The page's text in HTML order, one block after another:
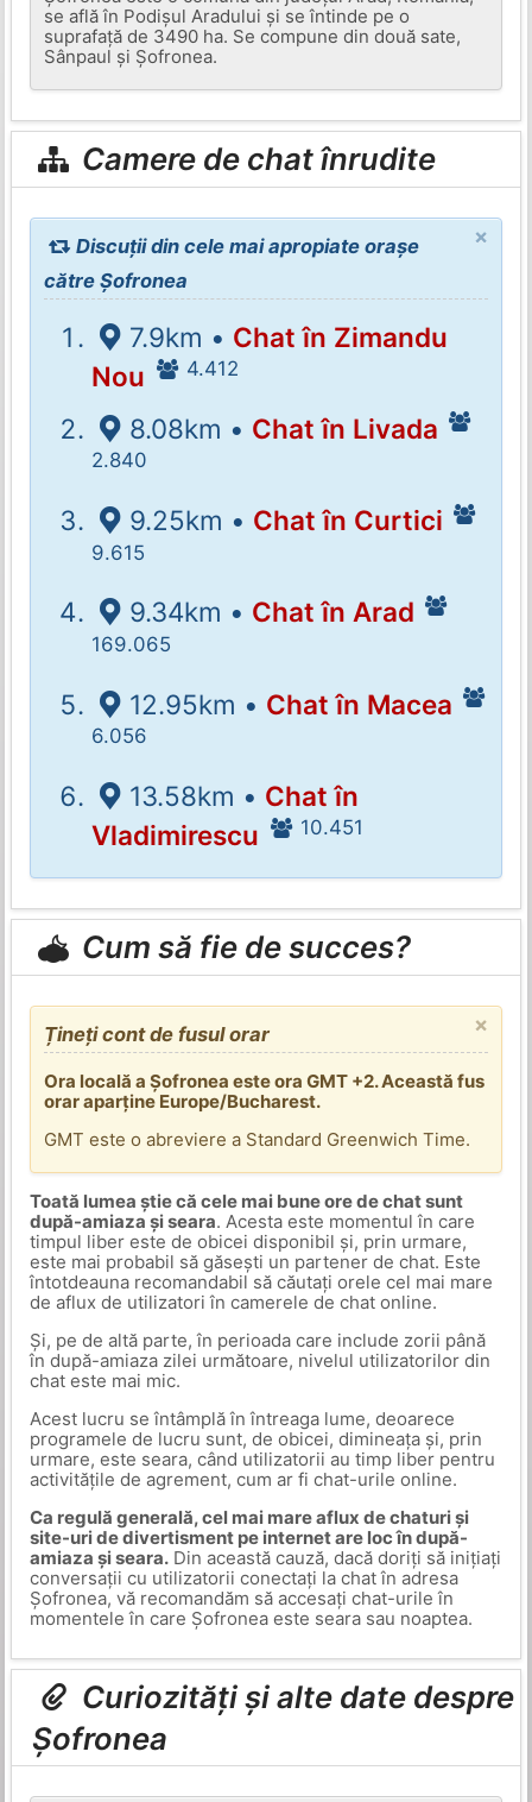
se află în Podișul Aradului și se întinde pe o
suprafață de 3490 ha. Se compune din două sate,
Sânpaul și Șofronea.
Camere de chat înrudite
×
Discuții din cele mai apropiate orașe
către Șofronea
7.9km • Chat în Zimandu
Nou
4.412
8.08km • Chat în Livada
2.840
9.25km • Chat în Curtici
9.615
9.34km • Chat în Arad
169.065
12.95km • Chat în Macea
6.056
13.58km • Chat în
Vladimirescu
10.451
Cum să fie de succes?
×
Țineți cont de fusul orar
Ora locală a Șofronea este ora GMT +2. Această fus
orar aparține Europe/Bucharest.
GMT este o abreviere a Standard Greenwich Time.
Toată lumea știe că cele mai bune ore de chat sunt
după-amiaza și seara. Acesta este momentul în care
timpul liber este de obicei disponibil și, prin urmare,
este mai probabil să găsești un partener de chat. Este
întotdeauna recomandabil să căutați orele cel mai mare
de aflux de utilizatori în camerele de chat online.
Și, pe de altă parte, în perioada care include zorii până
în după-amiaza zilei următoare, nivelul utilizatorilor din
chat este mai mic.
Acest lucru se întâmplă în întreaga lume, deoarece
programele de lucru sunt, de obicei, dimineața și, prin
urmare, este seara, când utilizatorii au timp liber pentru
activitățile de agrement, cum ar fi chat-urile online.
Ca regulă generală, cel mai mare aflux de chaturi și
site-uri de divertisment pe internet are loc în după-
amiaza și seara.Din această cauză, dacă doriți să inițiați
conversații cu utilizatorii conectați la chat în adresa
Șofronea, vă recomandăm să accesați chat-urile în
momentele în care Șofronea este seara sau noaptea.
Curiozități și alte date despre
Șofronea